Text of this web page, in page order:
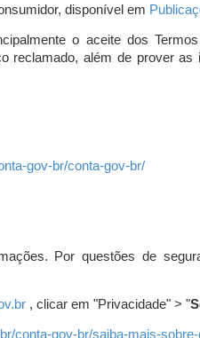
disponível em
o aceite dos
reclamado, além de prover
gov-br/conta-gov-br/
Por questões de
, clicar em "Privacidade" > "
conta-gov-br/saiba-mais-